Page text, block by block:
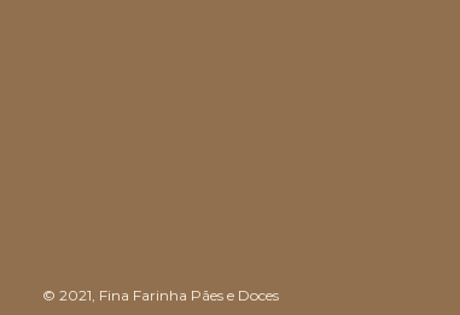
© 2021, Fina Farinha Pães e Doces